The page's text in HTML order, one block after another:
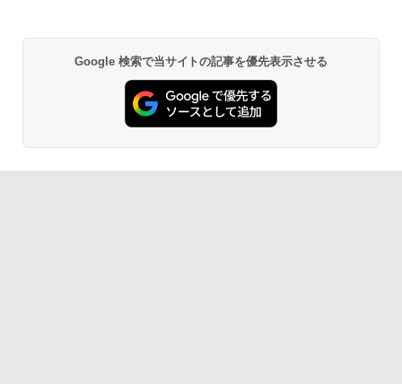
Google 検索で当サイトの記事を優先表示させる